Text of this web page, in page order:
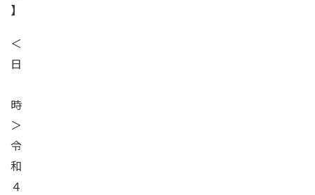
】
＜
日
時
＞
令
和
４